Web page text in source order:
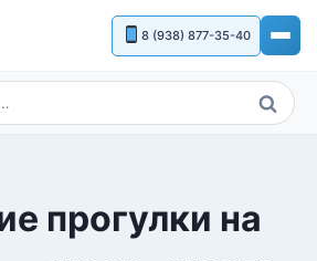
8 (938) 877-35-40
Поиск
прогулки на